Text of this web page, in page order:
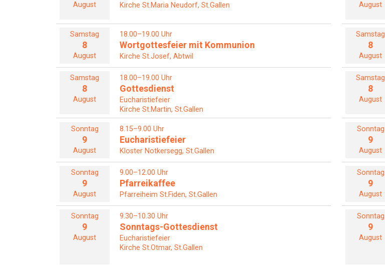
August Kirche St.Maria Neudorf, St.Gallen August
Samstag
8
August
18.00–19.00 Uhr
Wortgottesfeier mit Kommunion
Kirche St.Josef, Abtwil
Samstag
8
August
Samstag
8
August
18.00–19.00 Uhr
Gottesdienst
Eucharistiefeier
Kirche St.Martin, St.Gallen
Samstag
8
August
Sonntag
9
August
8.15–9.00 Uhr
Eucharistiefeier
Kloster Notkersegg, St.Gallen
Sonntag
9
August
Sonntag
9
August
9.00–12.00 Uhr
Pfarreikaffee
Pfarreiheim St.Fiden, St.Gallen
Sonntag
9
August
Sonntag
9
August
9.30–10.30 Uhr
Sonntags-Gottesdienst
Eucharistiefeier
Kirche St.Otmar, St.Gallen
Sonntag
9
August